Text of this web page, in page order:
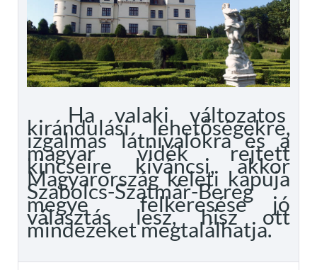
Ha valaki változatos
kirándulási lehetőségekre,
izgalmas látnivalókra és a
magyar vidék rejtett
kincseire kíváncsi, akkor
Magyarország keleti kapuja
Szabolcs-Szatmár-Bereg
megye felkeresése jó
választás lesz, hisz ott
mindezeket megtalálhatja.